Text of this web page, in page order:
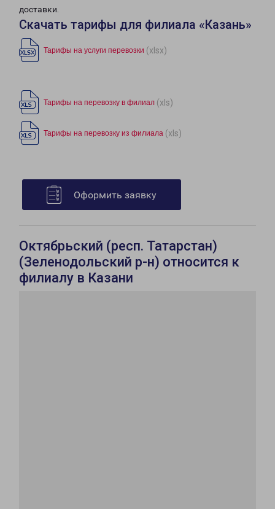
доставки.
Скачать тарифы для филиала «Казань»
Тарифы на услуги перевозки (xlsx)
Тарифы на перевозку в филиал (xls)
Тарифы на перевозку из филиала (xls)
Оформить заявку
Октябрьский (респ. Татарстан)
(Зеленодольский р-н) относится к
филиалу в Казани